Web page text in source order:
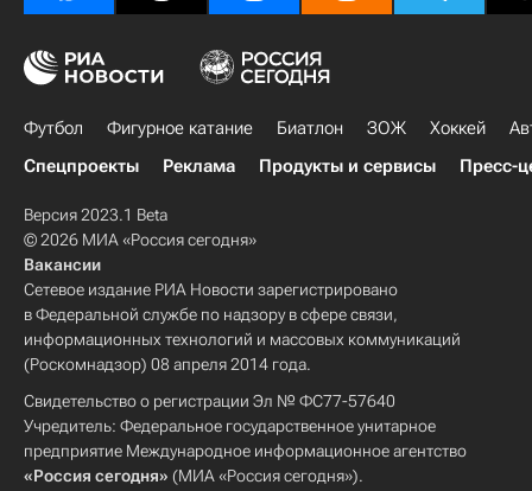
Футбол Фигурное катание Биатлон ЗОЖ Хоккей
Спецпроекты
Реклама Продукты и сервисы Пресс-
Версия 2023.1 Beta
© 2026 МИА «Россия сегодня»
Вакансии
Сетевое издание РИА Новости зарегистрировано
в Федеральной службе по надзору в сфере связи,
информационных технологий и массовых коммуникаций
(Роскомнадзор) 08 апреля 2014 года.
Свидетельство о регистрации Эл № ФС77-57640
Учредитель: Федеральное государственное унитарное
предприятие Международное информационное агентство
«Россия сегодня» (МИА «Россия сегодня»).